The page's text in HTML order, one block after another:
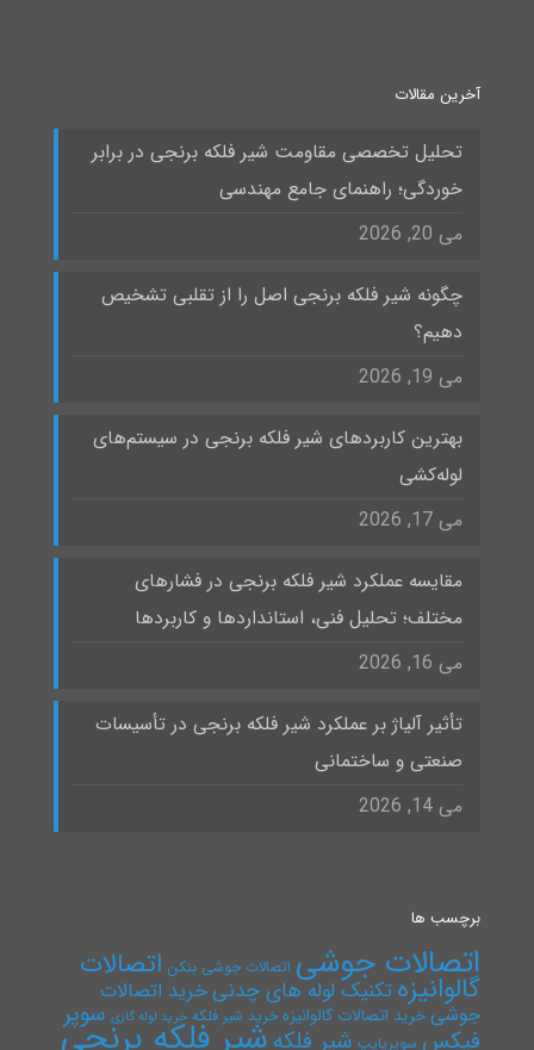
آخرین مقالات
تحلیل تخصصی مقاومت شیر فلکه برنجی در برابر
خوردگی؛ راهنمای جامع مهندسی
می 20, 2026
چگونه شیر فلکه برنجی اصل را از تقلبی تشخیص
دهیم؟
می 19, 2026
بهترین کاربردهای شیر فلکه برنجی در سیستم‌های
لوله‌کشی
می 17, 2026
مقایسه عملکرد شیر فلکه برنجی در فشارهای
مختلف؛ تحلیل فنی، استانداردها و کاربردها
می 16, 2026
تأثیر آلیاژ بر عملکرد شیر فلکه برنجی در تأسیسات
صنعتی و ساختمانی
می 14, 2026
برچسب ها
اتصالات جوشی اتصالات جوشی بنکن اتصالات
گالوانیزهتکنیک لوله های چدنیخرید اتصالات
جوشیخرید اتصالات گالوانیزه خرید شیر فلکه خرید لوله گازی سوپر
فیکس سوپرپایپ شیر فلکه شیر فلکه برنجی